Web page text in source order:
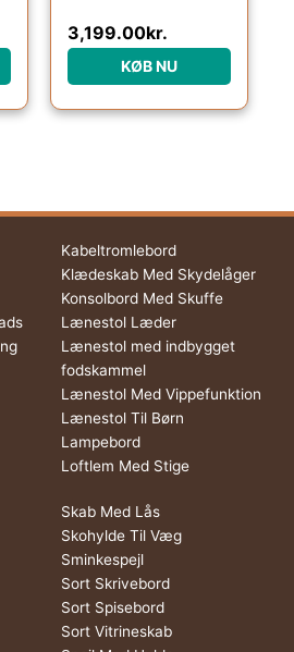
3,199.00kr.
KØB NU
Kabeltromlebord
Klædeskab Med Skydelåger
Konsolbord Med Skuffe
Lænestol Læder
Lænestol med indbygget
fodskammel
Lænestol Med Vippefunktion
Lænestol Til Børn
Lampebord
Loftlem Med Stige
Skab Med Lås
Skohylde Til Væg
Sminkespejl
Sort Skrivebord
Sort Spisebord
Sort Vitrineskab